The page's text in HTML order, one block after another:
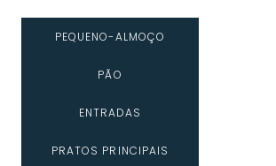
PEQUENO-ALMOÇO
PÃO
ENTRADAS
PRATOS PRINCIPAIS